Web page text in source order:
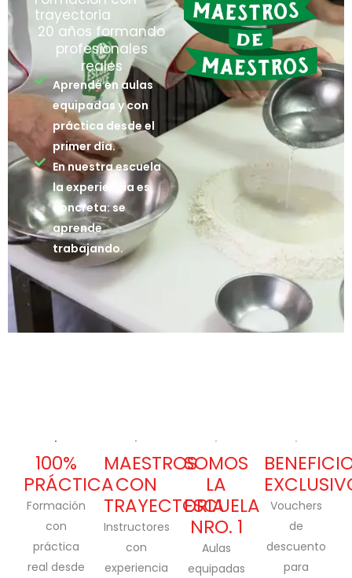
trayectoria
20 años formando
profesionales
reales
Aprendé en aulas
equipadas y con
práctica desde el
primer día.
En nuestra escuela
la experiencia es
concreta: se
aprende
trabajando.
100%
PRÁCTICA
Formación
con
práctica
real desde
MAESTROS
CON
TRAYECTORIA
Instructores
con
experiencia
SOMOS
LA
ESCUELA
NRO. 1
Aulas
equipadas
Vouchers
de
descuento
para